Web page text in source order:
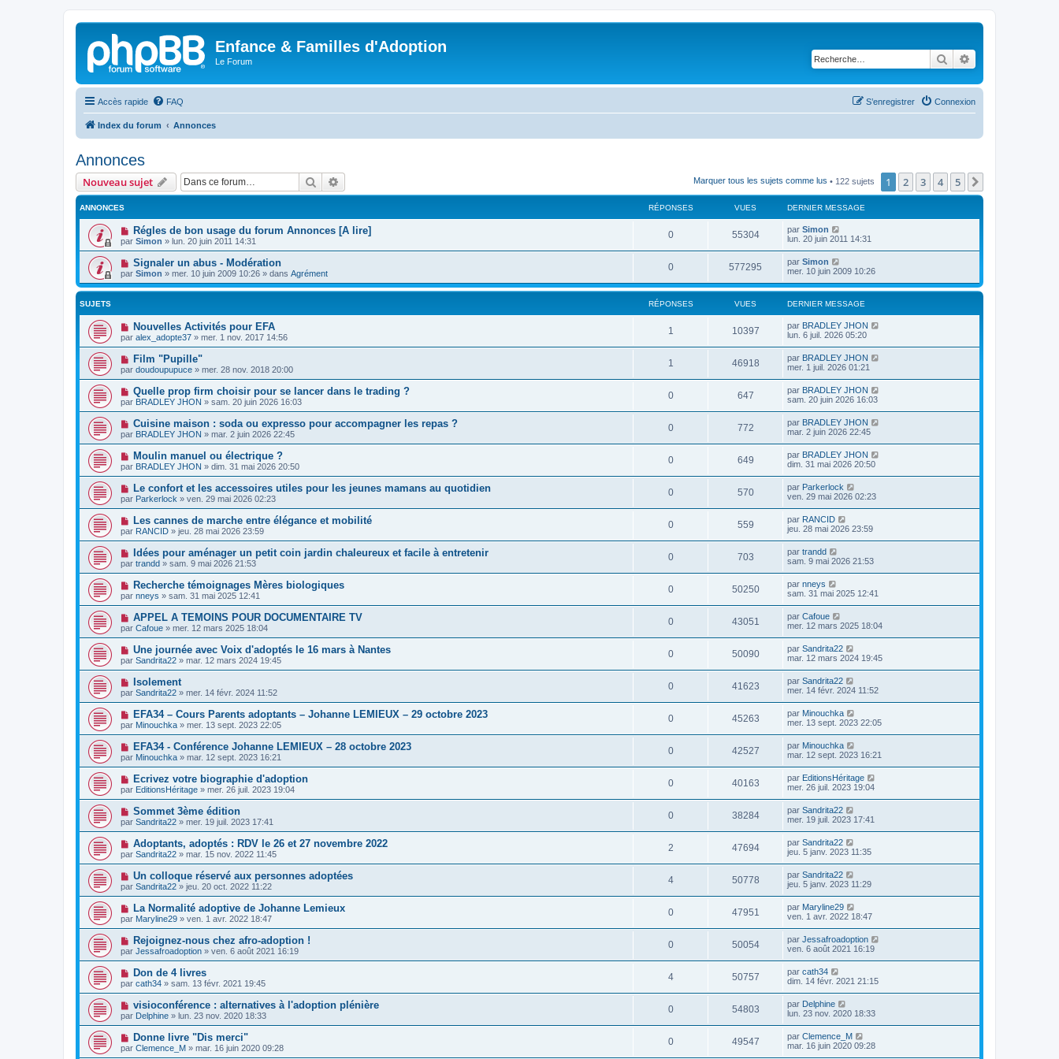
Enfance & Familles d'Adoption
Le Forum Rechercher
Accès rapide FAQ Connexion
S’enregistrer
Index du forum Annonces
Annonces
Nouveau sujet Rechercher Marquer tous les sujets comme lus • 122 sujets 1 2 3 4 5
ANNONCES RÉPONSES VUES DERNIER MESSAGE
Régles de bon usage du forum Annonces [A lire]
par Simon » lun. 20 juin 2011 14:31
0 55304 par Simon
lun. 20 juin 2011 14:31
Signaler un abus - Modération
par Simon » mer. 10 juin 2009 10:26 » dans Agrément
0 577295 par Simon
mer. 10 juin 2009 10:26
SUJETS RÉPONSES VUES DERNIER MESSAGE
Nouvelles Activités pour EFA
par alex_adopte37 » mer. 1 nov. 2017 14:56
1 10397 par BRADLEY JHON
lun. 6 juil. 2026 05:20
Film "Pupille"
par doudoupupuce » mer. 28 nov. 2018 20:00
1 46918 par BRADLEY JHON
mer. 1 juil. 2026 01:21
Quelle prop firm choisir pour se lancer dans le trading ?
par BRADLEY JHON » sam. 20 juin 2026 16:03
0 647 par BRADLEY JHON
sam. 20 juin 2026 16:03
Cuisine maison : soda ou expresso pour accompagner les repas ?
par BRADLEY JHON » mar. 2 juin 2026 22:45
0 772 par BRADLEY JHON
mar. 2 juin 2026 22:45
Moulin manuel ou électrique ?
par BRADLEY JHON » dim. 31 mai 2026 20:50
0 649 par BRADLEY JHON
dim. 31 mai 2026 20:50
Le confort et les accessoires utiles pour les jeunes mamans au quotidien
par Parkerlock » ven. 29 mai 2026 02:23
0 570 par Parkerlock
ven. 29 mai 2026 02:23
Les cannes de marche entre élégance et mobilité
par RANCID » jeu. 28 mai 2026 23:59
0 559 par RANCID
jeu. 28 mai 2026 23:59
Idées pour aménager un petit coin jardin chaleureux et facile à entretenir
par trandd » sam. 9 mai 2026 21:53
0 703 par trandd
sam. 9 mai 2026 21:53
Recherche témoignages Mères biologiques
par nneys » sam. 31 mai 2025 12:41
0 50250 par nneys
sam. 31 mai 2025 12:41
APPEL A TEMOINS POUR DOCUMENTAIRE TV
par Cafoue » mer. 12 mars 2025 18:04
0 43051 par Cafoue
mer. 12 mars 2025 18:04
Une journée avec Voix d'adoptés le 16 mars à Nantes
par Sandrita22 » mar. 12 mars 2024 19:45
0 50090 par Sandrita22
mar. 12 mars 2024 19:45
Isolement
par Sandrita22 » mer. 14 févr. 2024 11:52
0 41623 par Sandrita22
mer. 14 févr. 2024 11:52
EFA34 – Cours Parents adoptants – Johanne LEMIEUX – 29 octobre 2023
par Minouchka » mer. 13 sept. 2023 22:05
0 45263 par Minouchka
mer. 13 sept. 2023 22:05
EFA34 - Conférence Johanne LEMIEUX – 28 octobre 2023
par Minouchka » mar. 12 sept. 2023 16:21
0 42527 par Minouchka
mar. 12 sept. 2023 16:21
Ecrivez votre biographie d'adoption
par EditionsHéritage » mer. 26 juil. 2023 19:04
0 40163 par EditionsHéritage
mer. 26 juil. 2023 19:04
Sommet 3ème édition
par Sandrita22 » mer. 19 juil. 2023 17:41
0 38284 par Sandrita22
mer. 19 juil. 2023 17:41
Adoptants, adoptés : RDV le 26 et 27 novembre 2022
par Sandrita22 » mar. 15 nov. 2022 11:45
2 47694 par Sandrita22
jeu. 5 janv. 2023 11:35
Un colloque réservé aux personnes adoptées
par Sandrita22 » jeu. 20 oct. 2022 11:22
4 50778 par Sandrita22
jeu. 5 janv. 2023 11:29
La Normalité adoptive de Johanne Lemieux
par Maryline29 » ven. 1 avr. 2022 18:47
0 47951 par Maryline29
ven. 1 avr. 2022 18:47
Rejoignez-nous chez afro-adoption !
par Jessafroadoption » ven. 6 août 2021 16:19
0 50054 par Jessafroadoption
ven. 6 août 2021 16:19
Don de 4 livres
par cath34 » sam. 13 févr. 2021 19:45
4 50757 par cath34
dim. 14 févr. 2021 21:15
visioconférence : alternatives à l'adoption plénière
par Delphine » lun. 23 nov. 2020 18:33
0 54803 par Delphine
lun. 23 nov. 2020 18:33
Donne livre "Dis merci"
par Clemence_M » mar. 16 juin 2020 09:28
0 49547 par Clemence_M
mar. 16 juin 2020 09:28